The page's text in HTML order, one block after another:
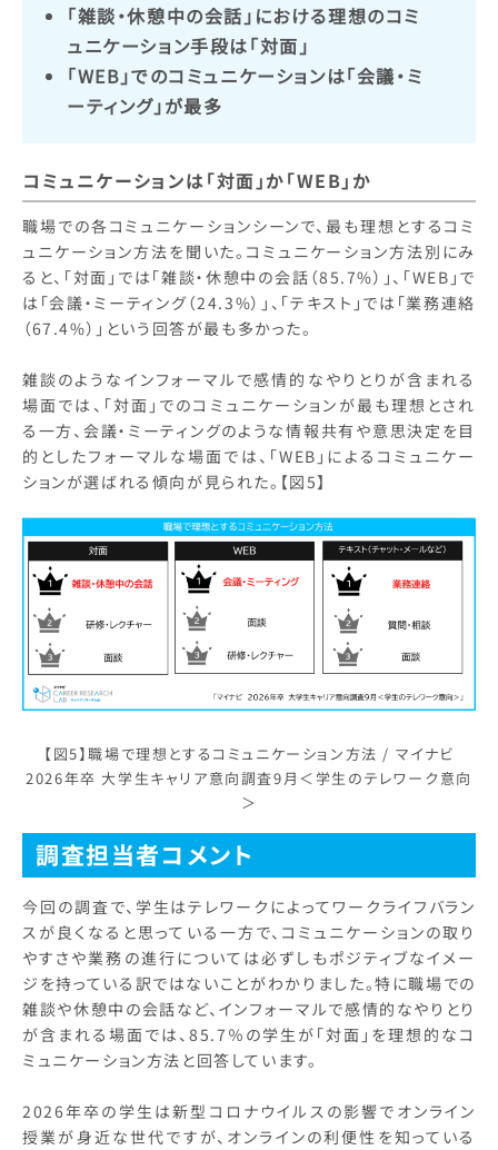
「雑談・休憩中の会話」における理想のコミ
ュニケーション手段は「対面」
「WEB」でのコミュニケーションは「会議・ミ
ーティング」が最多
コミュニケーションは「対面」か「WEB」か
職場での各コミュニケーションシーンで、最も理想とするコミ
ュニケーション方法を聞いた。コミュニケーション方法別にみ
ると、「対面」では「雑談・休憩中の会話（85.7%）」、「WEB」で
は「会議・ミーティング（24.3%）」、「テキスト」では「業務連絡
（67.4%）」という回答が最も多かった。
雑談のようなインフォーマルで感情的なやりとりが含まれる
場面では、「対面」でのコミュニケーションが最も理想とされ
る一方、会議・ミーティングのような情報共有や意思決定を目
的としたフォーマルな場面では、「WEB」によるコミュニケー
ションが選ばれる傾向が見られた。【図5】
【図5】職場で理想とするコミュニケーション方法 / マイナビ
2026年卒 大学生キャリア意向調査9月＜学生のテレワーク意向
＞
調査担当者コメント
今回の調査で、学生はテレワークによってワークライフバラン
スが良くなると思っている一方で、コミュニケーションの取り
やすさや業務の進行については必ずしもポジティブなイメー
ジを持っている訳ではないことがわかりました。特に職場での
雑談や休憩中の会話など、インフォーマルで感情的なやりとり
が含まれる場面では、85.7％の学生が「対面」を理想的なコ
ミュニケーション方法と回答しています。
2026年卒の学生は新型コロナウイルスの影響でオンライン
授業が身近な世代ですが、オンラインの利便性を知っている